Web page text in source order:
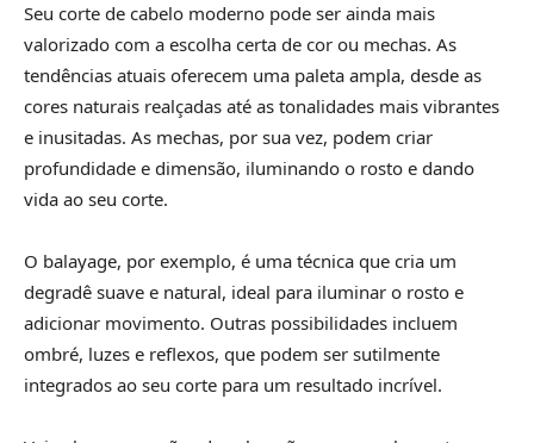
Seu corte de cabelo moderno pode ser ainda mais
valorizado com a escolha certa de cor ou mechas. As
tendências atuais oferecem uma paleta ampla, desde as
cores naturais realçadas até as tonalidades mais vibrantes
e inusitadas. As mechas, por sua vez, podem criar
profundidade e dimensão, iluminando o rosto e dando
vida ao seu corte.
O balayage, por exemplo, é uma técnica que cria um
degradê suave e natural, ideal para iluminar o rosto e
adicionar movimento. Outras possibilidades incluem
ombré, luzes e reflexos, que podem ser sutilmente
integrados ao seu corte para um resultado incrível.